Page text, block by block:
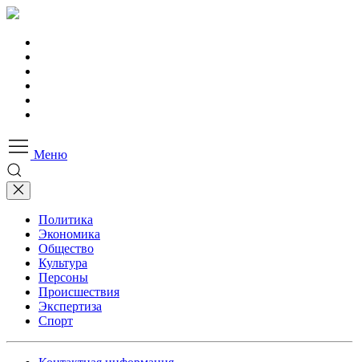
Меню
Политика
Экономика
Общество
Культура
Персоны
Происшествия
Экспертиза
Спорт